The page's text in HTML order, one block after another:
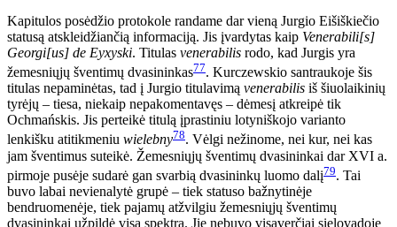
Kapitulos posėdžio protokole randame dar vieną Jurgio Eišiškiečio
statusą atskleidžiančią informaciją. Jis įvardytas kaip Venerabili[s]
Georgi[us] de Eyxyski. Titulas venerabilis rodo, kad Jurgis yra
žemesniųjų šventimų dvasininkas77. Kurczewskio santraukoje šis
titulas nepaminėtas, tad į Jurgio titulavimą venerabilis iš šiuolaikinių
tyrėjų – tiesa, niekaip nepakomentavęs – dėmesį atkreipė tik
Ochmańskis. Jis perteikė titulą įprastiniu lotyniškojo varianto
lenkišku atitikmeniu wielebny78. Vėlgi nežinome, nei kur, nei kas
jam šventimus suteikė. Žemesniųjų šventimų dvasininkai dar XVI a.
pirmoje pusėje sudarė gan svarbią dvasininkų luomo dalį79. Tai
buvo labai nevienalytė grupė – tiek statuso bažnytinėje
bendruomenėje, tiek pajamų atžvilgiu žemesniųjų šventimų
dvasininkai užpildė visą spektrą. Jie nebuvo visaverčiai sielovadoje